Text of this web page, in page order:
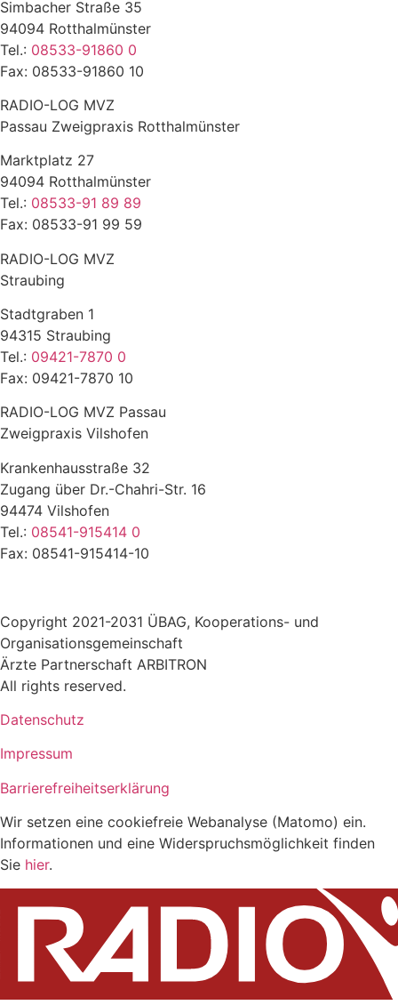
Simbacher Straße 35
94094 Rotthalmünster
Tel.: 08533-91860 0
Fax: 08533-91860 10
RADIO-LOG MVZ
Passau Zweigpraxis Rotthalmünster
Marktplatz 27
94094 Rotthalmünster
Tel.: 08533-91 89 89
Fax: 08533-91 99 59
RADIO-LOG MVZ
Straubing
Stadtgraben 1
94315 Straubing
Tel.: 09421-7870 0
Fax: 09421-7870 10
RADIO-LOG MVZ Passau
Zweigpraxis Vilshofen
Krankenhausstraße 32
Zugang über Dr.-Chahri-Str. 16
94474 Vilshofen
Tel.: 08541-915414 0
Fax: 08541-915414-10
Copyright 2021-2031 ÜBAG, Kooperations- und
Organisationsgemeinschaft
Ärzte Partnerschaft ARBITRON
All rights reserved.
Datenschutz
Impressum
Barrierefreiheitserklärung
Wir setzen eine cookiefreie Webanalyse (Matomo) ein.
Informationen und eine Widerspruchsmöglichkeit finden
Sie hier.